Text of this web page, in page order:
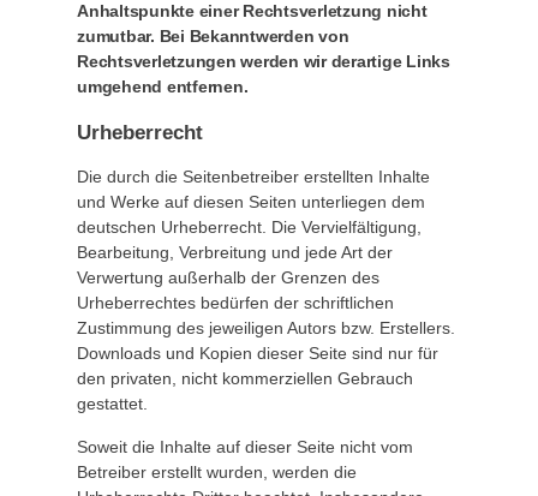
Anhaltspunkte einer Rechtsverletzung nicht
zumutbar. Bei Bekanntwerden von
Rechtsverletzungen werden wir derartige Links
umgehend entfernen.
Urheberrecht
Die durch die Seitenbetreiber erstellten Inhalte
und Werke auf diesen Seiten unterliegen dem
deutschen Urheberrecht. Die Vervielfältigung,
Bearbeitung, Verbreitung und jede Art der
Verwertung außerhalb der Grenzen des
Urheberrechtes bedürfen der schriftlichen
Zustimmung des jeweiligen Autors bzw. Erstellers.
Downloads und Kopien dieser Seite sind nur für
den privaten, nicht kommerziellen Gebrauch
gestattet.
Soweit die Inhalte auf dieser Seite nicht vom
Betreiber erstellt wurden, werden die